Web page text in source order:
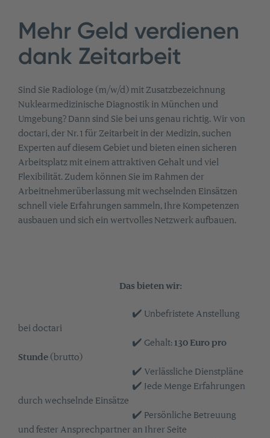
Mehr Geld verdienen
dank Zeitarbeit
Sind Sie Radiologe (m/w/d) mit Zusatzbezeichnung
Nuklearmedizinische Diagnostik in München und
Umgebung? Dann sind Sie bei uns genau richtig. Wir von
doctari, der Nr. 1 für Zeitarbeit in der Medizin, suchen
Experten auf diesem Gebiet und bieten einen sicheren
Arbeitsplatz mit einem attraktiven Gehalt und viel
Flexibilität. Zudem können Sie im Rahmen der
Arbeitnehmerüberlassung mit wechselnden Einsätzen
schnell viele Erfahrungen sammeln, Ihre Kompetenzen
ausbauen und sich ein wertvolles Netzwerk aufbauen.
Das bieten wir:
✔️ Unbefristete Anstellung
bei doctari
✔️ Gehalt:130 Euro pro
Stunde(brutto)
✔️ Verlässliche Dienstpläne
✔️ Jede Menge Erfahrungen
durch wechselnde Einsätze
✔️ Persönliche Betreuung
und fester Ansprechpartner an Ihrer Seite